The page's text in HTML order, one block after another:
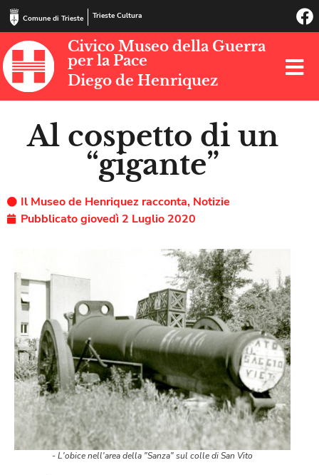
Comune di Trieste Trieste Cultura
Civico Museo della Guerra
per la Pace
Diego de Henriquez
Al cospetto di un
“gigante”
Il Museo de Henriquez racconta, Notizie
Pubblicatogiovedì 2 Luglio 2020
- L'obice nell'area della "Sanza" sul colle di San Vito